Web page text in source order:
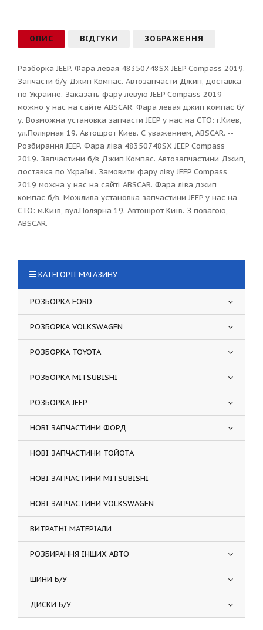
ОПИС ВІДГУКИ ЗОБРАЖЕННЯ
Разборка JEEP. Фара левая 48350748SX JEEP Compass 2019.
Запчасти б/у Джип Компас. Автозапчасти Джип, доставка
по Украине. Заказать фару левую JEEP Compass 2019
можно у нас на сайте ABSCAR. Фара левая джип компас б/
у. Возможна установка запчасти JEEP у нас на СТО: г.Киев,
ул.Полярная 19. Автошрот Киев. С уважением, ABSCAR. --
Розбирання JEEP. Фара ліва 48350748SX JEEP Compass
2019. Запчастини б/в Джип Компас. Автозапчастини Джип,
доставка по Україні. Замовити фару ліву JEEP Compass
2019 можна у нас на сайті ABSCAR. Фара ліва джип
компас б/в. Можлива установка запчастини JEEP у нас на
СТО: м.Київ, вул.Полярна 19. Автошрот Київ. З повагою,
ABSCAR.
КАТЕГОРІЇ МАГАЗИНУ
РОЗБОРКА FORD
РОЗБОРКА VOLKSWAGEN
РОЗБОРКА TOYOTA
РОЗБОРКА MITSUBISHI
РОЗБОРКА JEEP
НОВІ ЗАПЧАСТИНИ ФОРД
НОВІ ЗАПЧАСТИНИ ТОЙОТА
НОВІ ЗАПЧАСТИНИ MITSUBISHI
НОВІ ЗАПЧАСТИНИ VOLKSWAGEN
ВИТРАТНІ МАТЕРІАЛИ
РОЗБИРАННЯ ІНШИХ АВТО
ШИНИ Б/У
ДИСКИ Б/У